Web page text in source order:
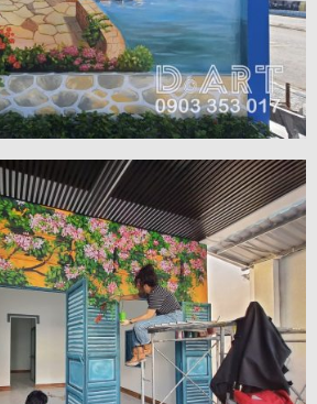
VIEW MORE